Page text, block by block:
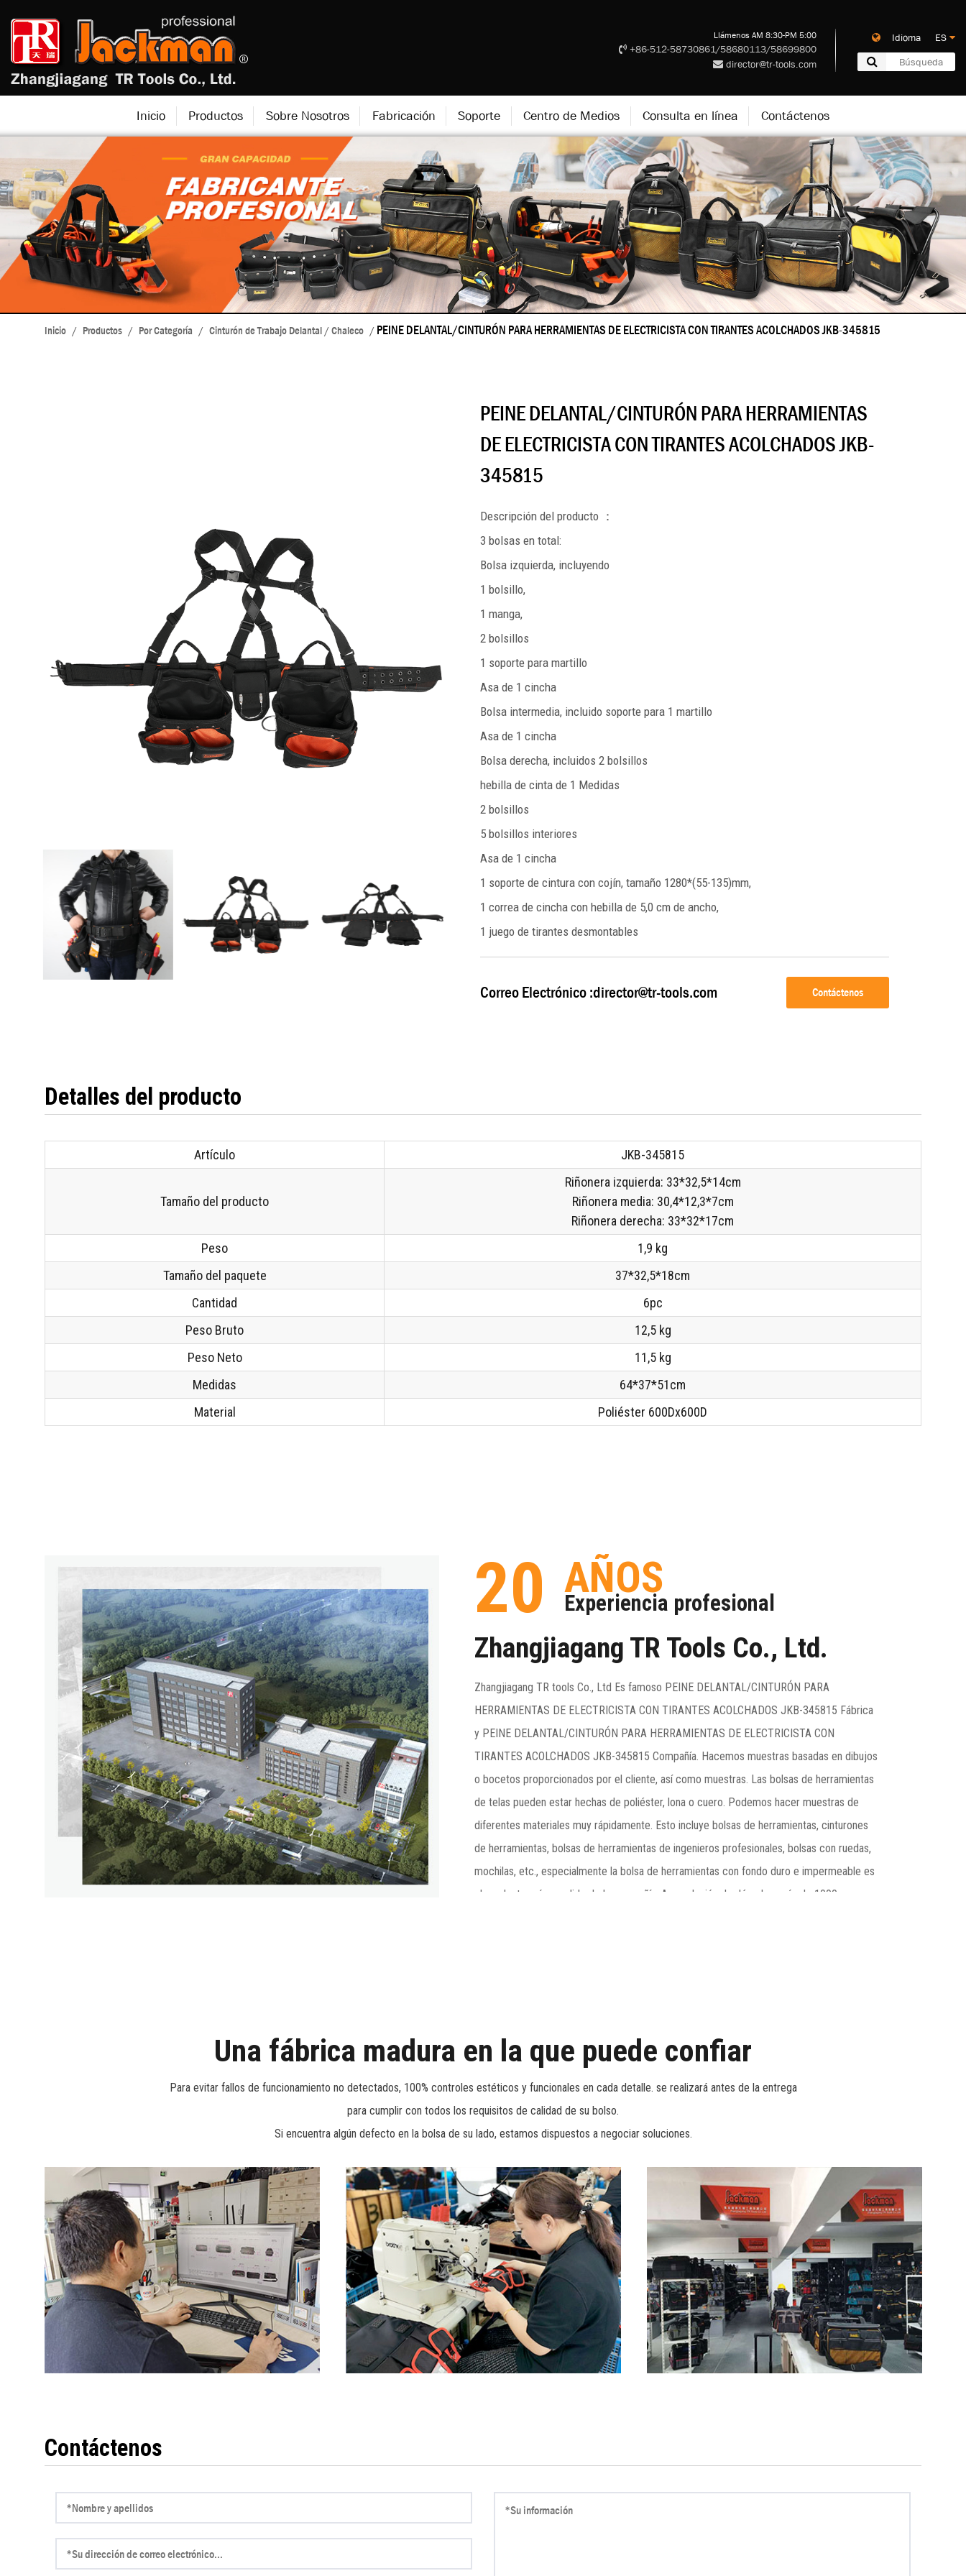
Llámenos AM 8:30-PM 5:00
+86-512-58730861/58680113/58699800
director@tr-tools.com
Idioma ES
Inicio Productos Sobre Nosotros Fabricación Soporte Centro de Medios Consulta en línea Contáctenos
Inicio / Productos / Por Categoría / Cinturón de Trabajo Delantal / Chaleco / PEINE DELANTAL/CINTURÓN PARA HERRAMIENTAS DE ELECTRICISTA CON TIRANTES ACOLCHADOS JKB-345815
PEINE DELANTAL/CINTURÓN PARA HERRAMIENTAS
DE ELECTRICISTA CON TIRANTES ACOLCHADOS JKB-
345815
Descripción del producto ：
3 bolsas en total:
Bolsa izquierda, incluyendo
1 bolsillo,
1 manga,
2 bolsillos
1 soporte para martillo
Asa de 1 cincha
Bolsa intermedia, incluido soporte para 1 martillo
Asa de 1 cincha
Bolsa derecha, incluidos 2 bolsillos
hebilla de cinta de 1 Medidas
2 bolsillos
5 bolsillos interiores
Asa de 1 cincha
1 soporte de cintura con cojín, tamaño 1280*(55-135)mm,
1 correa de cincha con hebilla de 5,0 cm de ancho,
1 juego de tirantes desmontables
Correo Electrónico :director@tr-tools.com Contáctenos
Detalles del producto
Artículo JKB-345815
Tamaño del producto
Riñonera izquierda: 33*32,5*14cm
Riñonera media: 30,4*12,3*7cm
Riñonera derecha: 33*32*17cm
Peso
1,9 kg
Tamaño del paquete
37*32,5*18cm
Cantidad
6pc
Peso Bruto
12,5 kg
Peso Neto
11,5 kg
Medidas
64*37*51cm
Material
Poliéster 600Dx600D
20 AÑOS
Experiencia profesional
Zhangjiagang TR Tools Co., Ltd.
Zhangjiagang TR tools Co., Ltd Es famoso PEINE DELANTAL/CINTURÓN PARA
HERRAMIENTAS DE ELECTRICISTA CON TIRANTES ACOLCHADOS JKB-345815 Fábrica
y PEINE DELANTAL/CINTURÓN PARA HERRAMIENTAS DE ELECTRICISTA CON
TIRANTES ACOLCHADOS JKB-345815 Compañía. Hacemos muestras basadas en dibujos
o bocetos proporcionados por el cliente, así como muestras. Las bolsas de herramientas
de telas pueden estar hechas de poliéster, lona o cuero. Podemos hacer muestras de
diferentes materiales muy rápidamente. Esto incluye bolsas de herramientas, cinturones
de herramientas, bolsas de herramientas de ingenieros profesionales, bolsas con ruedas,
mochilas, etc., especialmente la bolsa de herramientas con fondo duro e impermeable es
el producto más vendido de la compañía. Acumulación de décadas, más de 1000 gamas
Una fábrica madura en la que puede confiar
Para evitar fallos de funcionamiento no detectados, 100% controles estéticos y funcionales en cada detalle. se realizará antes de la entrega
para cumplir con todos los requisitos de calidad de su bolso.
Si encuentra algún defecto en la bolsa de su lado, estamos dispuestos a negociar soluciones.
Contáctenos